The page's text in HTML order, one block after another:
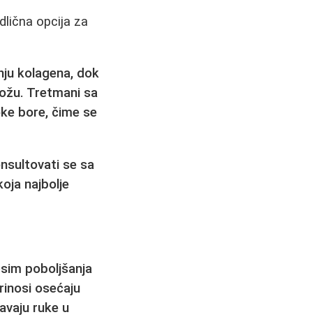
opcija za
kolagena, dok
Tretmani sa
bore, čime se
se sa
najbolje
poboljšanja
osećaju
ruke u